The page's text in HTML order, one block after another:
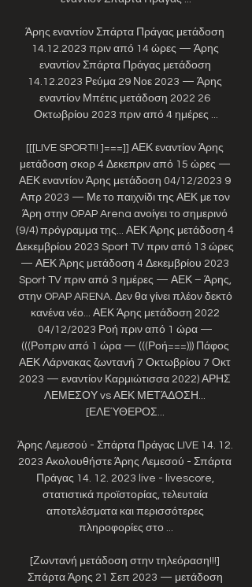
Άρης εναντίον Σπάρτα Πράγας μετάδοση
14.12.2023 πριν από 14 ώρες — Άρης
εναντίον Σπάρτα Πράγας μετάδοση
14.12.2023 Ρεύμα 29 Νοε 2023 — Άρης
εναντίον Μπέτις μετάδοση 2022 26
Οκτωβρίου 2023 πριν από 4 ημέρες ...
[[[LIVE SPORT!! ]===]] ΑΕΚ εναντίον Άρης
μετάδοση σκορ 4 Δεκεπριν από 15 ώρες —
ΑΕΚ εναντίον Άρης μετάδοση 04/12/2023 9
Απρ 2023 — Με το παιχνίδι της ΑΕΚ με τον
Άρη στην OPAP Arena ανοίγει το σημερινό
(9/4) πρόγραμμα της... ΑΕΚ Άρης μετάδοση 4
Δεκεμβρίου 2023 Sport TV πριν από 13 ώρες
— ΑΕΚ Άρης μετάδοση 4 Δεκεμβρίου 2023
Sport TV πριν από 3 ημέρες — ΑΕΚ – Άρης,
στην OPAP ARENA. Δεν θα γίνει πλέον δεκτό
κανένα νέο... ΑΕΚ Άρης μετάδοση 2022
04/12/2023 Ροή πριν από 1 ώρα —
(((Ροπριν από 1 ώρα — (((Ροή===))) Πάφος
ΑΕΚ Λάρνακας ζωντανή 7 Οκτωβρίου 7 Οκτ
2023 — εναντίον Καρμιώτισσα 2022) ΑΡΗΣ
ΛΕΜΕΣΟΥ vs ΑΕΚ ΜΕΤΆΔΟΣΗ...
[ΕΛΕΎΘΕΡΟΣ...
Άρης Λεμεσού - Σπάρτα Πράγας LIVE 14. 12.
2023 Ακολουθήστε Άρης Λεμεσού - Σπάρτα
Πράγας 14. 12. 2023 live - livescore,
στατιστικά προϊστορίας, τελευταία
αποτελέσματα και περισσότερες
πληροφορίες στο ...
[Ζωντανή μετάδοση στην τηλεόραση!!!]
Σπάρτα Άρης 21 Σεπ 2023 — μετάδοση